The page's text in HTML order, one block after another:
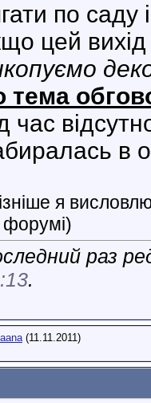
по саду
цей
тема
час
в
я
раз
.
(11.11.2011)